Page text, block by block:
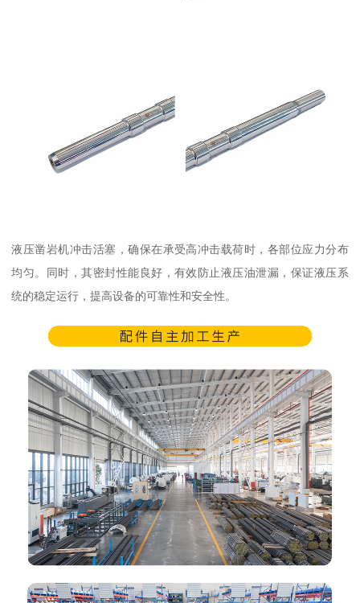
液压凿岩机冲击活塞，确保在承受高冲击载荷时，各部位应力分布
均匀。同时，其密封性能良好，有效防止液压油泄漏，保证液压系
统的稳定运行，提高设备的可靠性和安全性。